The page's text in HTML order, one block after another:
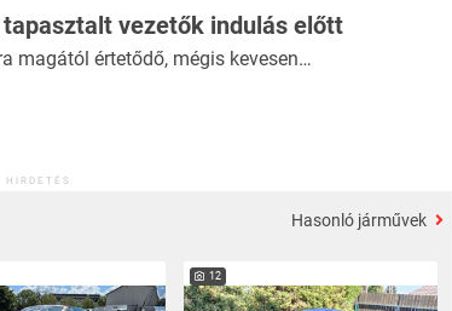
vezetők indulás előtt
magától értetődő, mégis kevesen…
HIRDETÉS
Hasonló járművek
12